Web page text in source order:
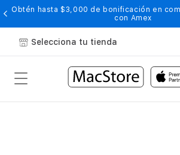
Obtén hasta $3,000 de bonificación en
con Amex
Selecciona tu tienda